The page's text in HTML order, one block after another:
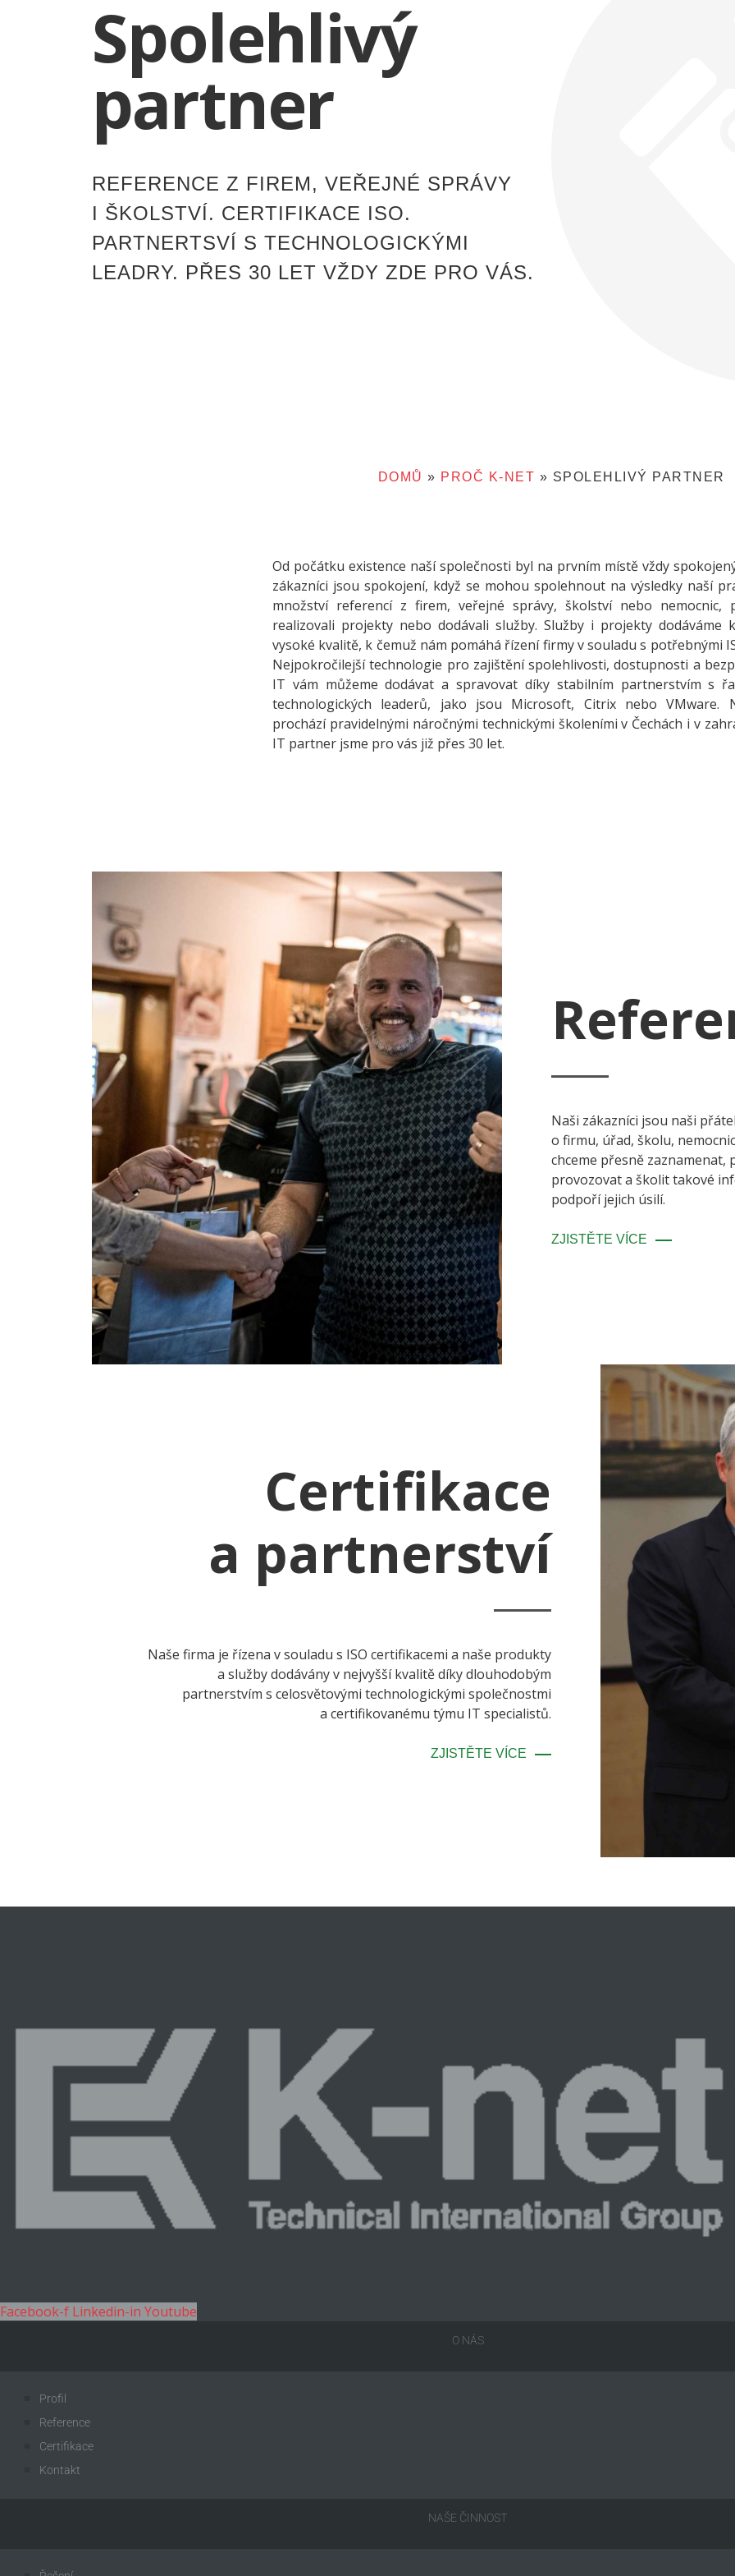
Spolehlivý
partner
REFERENCE Z FIREM, VEŘEJNÉ SPRÁVY
I ŠKOLSTVÍ. CERTIFIKACE ISO.
PARTNERTSVÍ S TECHNOLOGICKÝMI
LEADRY. PŘES 30 LET VŽDY ZDE PRO VÁS.
DOMŮ » PROČ K-NET » SPOLEHLIVÝ PARTNER
Od počátku existence naší společnosti byl na prvním místě vždy
zákazníci jsou spokojení, když se mohou spolehnout na výsledky naší
množství referencí z firem, veřejné správy, školství nebo nemocnic,
realizovali projekty nebo dodávali služby. Služby i projekty dodáváme
vysoké kvalitě, k čemuž nám pomáhá řízení firmy v souladu s potřebnými
Nejpokročilejší technologie pro zajištění spolehlivosti, dostupnosti a
IT vám můžeme dodávat a spravovat díky stabilním partnerstvím s
technologických leaderů, jako jsou Microsoft, Citrix nebo VMware.
prochází pravidelnými náročnými technickými školeními v Čechách i v
IT partner jsme pro vás již přes 30 let.
Naši zákazníci jsou naši
o firmu, úřad, školu,
chceme přesně
provozovat a školit takové
podpoří jejich úsilí.
ZJISTĚTE VÍCE
Certifikace
a partnerství
Naše firma je řízena v souladu s ISO certifikacemi a naše produkty
a služby dodávány v nejvyšší kvalitě díky dlouhodobým
partnerstvím s celosvětovými technologickými společnostmi
a certifikovanému týmu IT specialistů.
ZJISTĚTE VÍCE
Facebook-f Linkedin-in Youtube
O NÁS
Profil
Reference
Certifikace
Kontakt
NAŠE ČINNOST